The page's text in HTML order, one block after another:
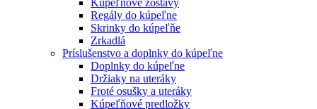
Regály do kúpeľne
Skrinky do kúpeľňe
Zrkadlá
Príslušenstvo a doplnky do kúpeľne
Doplnky do kúpeľne
Držiaky na uteráky
Froté osušky a uteráky
Kúpeľňové predložky